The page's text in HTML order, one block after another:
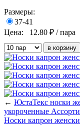
Размеры:
37-41
Цена:
12.80 ₽ / пара
← ЮстаТекс носки
укороченные Ассорти
Носки капрон